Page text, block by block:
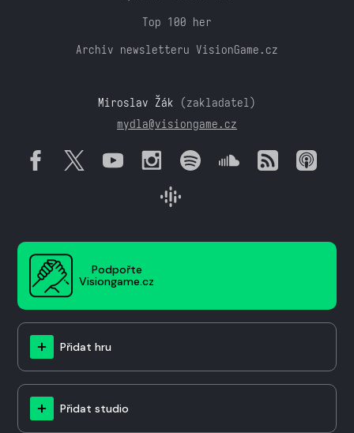
Top 100 her
Archiv newsletteru VisionGame.cz
Miroslav Žák (zakladatel)
mydla@visiongame.cz
Podpořte
Visiongame.cz
Přidat hru
Přidat studio